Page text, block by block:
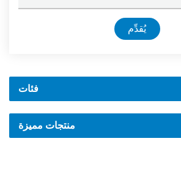
يُقدِّم
فئات
منتجات مميزة